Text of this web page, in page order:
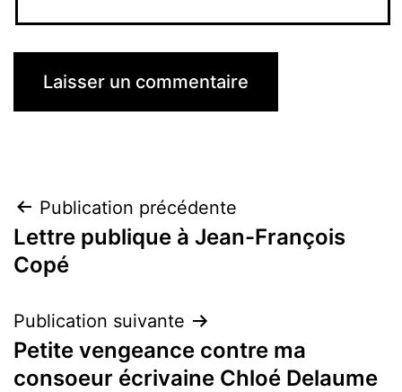
Navigation
de
Publication précédente
Lettre publique à Jean-François
Copé
Publication suivante
Petite vengeance contre ma
consoeur écrivaine Chloé Delaume